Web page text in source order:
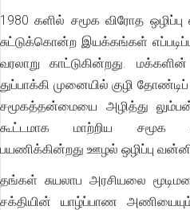
1980 களில் சமூக விரோத
சுட்டுக்கொன்ற இயக்கங்கள்
வரலாறு காட்டுகின்றது.
துப்பாக்கி முனையில் குழி
சமூகத்தன்மையை அழித்து
கூட்டமாக மாற்றிய சமூக
பயணிக்கின்றது ஊழல் ஒழிப்பு
தங்கள் சுயலாப அரசியலை
சக்தியின் யாழ்ப்பாண